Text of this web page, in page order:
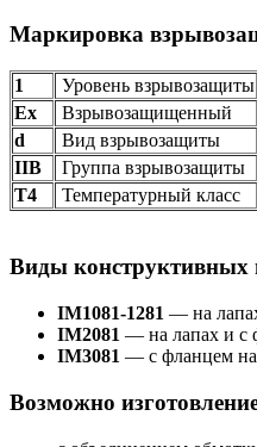
Маркировка
1
Уровень взрывозащиты
Ех
Взрывозащищенный
d
Вид взрывозащиты
IIB
Группа взрывозащиты
Т4
Температурный класс
Виды конструктивных
IM1081-1281 — на
IM2081 — на лапах и с
IM3081 — с фланцем на
Возможно